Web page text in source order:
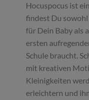
Hocuspocus ist
findest Du sowohl
für Dein Baby als
ersten
Schule braucht.
mit kreativen
Kleinigkeiten
erleichtern und